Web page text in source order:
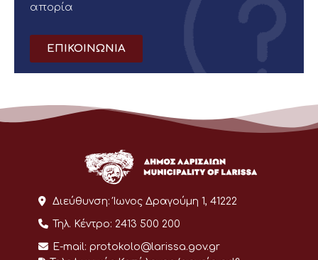
απορία
ΕΠΙΚΟΙΝΩΝΙΑ
Διεύθυνση: Ίωνος Δραγούμη 1, 41222
Τηλ. Κέντρο: 2413 500 200
E-mail: protokolo@larissa.gov.gr